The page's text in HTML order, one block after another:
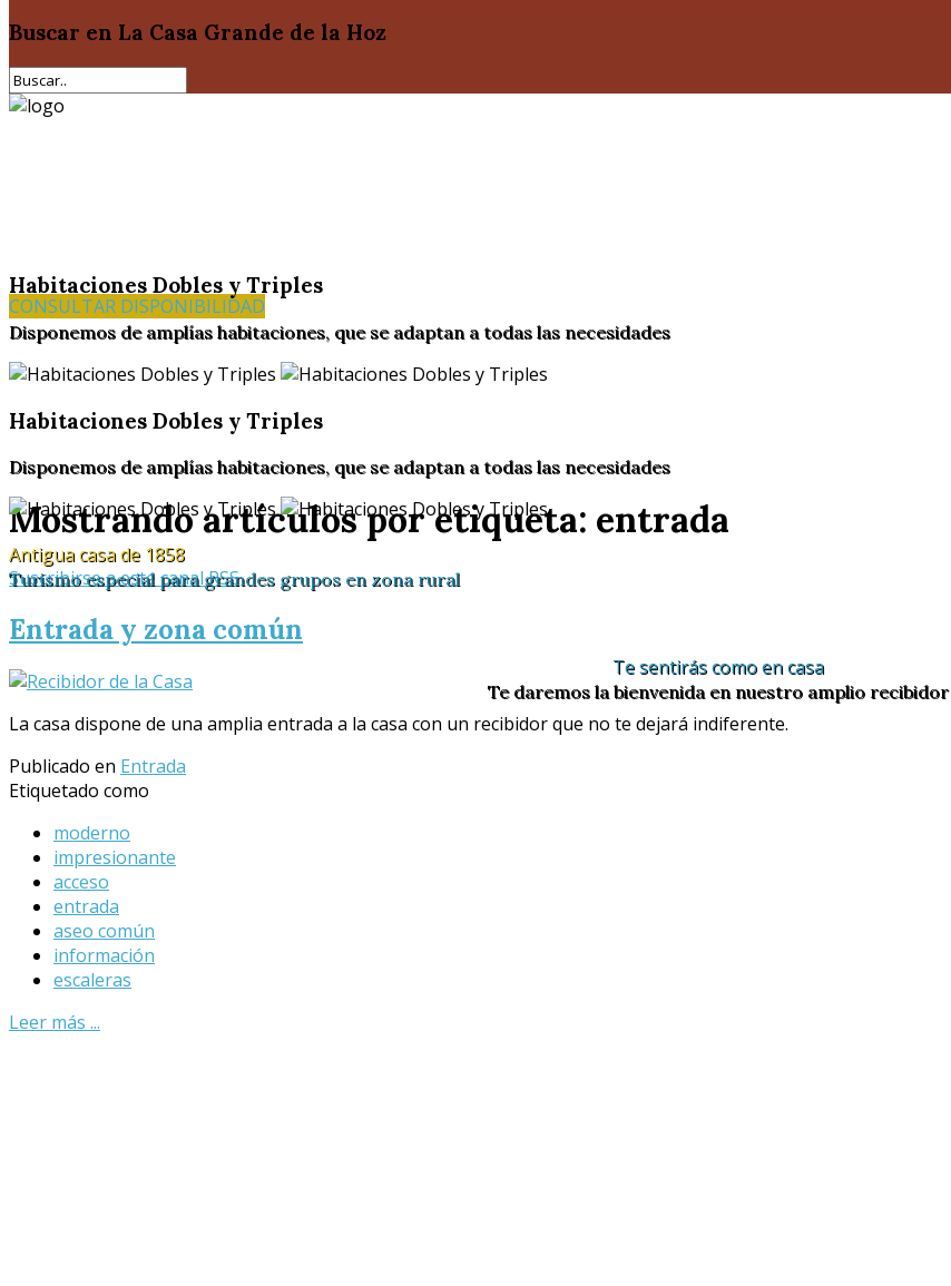
Buscar en La Casa Grande de la Hoz
Habitaciones Dobles y Triples
Disponemos de amplías habitaciones, que se adaptan a todas las necesidades
Habitaciones Dobles y Triples
Disponemos de amplías habitaciones, que se adaptan a todas las necesidades
Antigua casa de 1858
Turismo especial para grandes grupos en zona rural
Te sentirás como en casa
Te daremos la bienvenida en nuestro amplio recibidor
CONSULTAR DISPONIBILIDAD
Mostrando artículos por etiqueta: entrada
Suscribirse a este canal RSS
Entrada y zona común
La casa dispone de una amplia entrada a la casa con un recibidor que no te dejará indiferente.
Publicado en Entrada
Etiquetado como
moderno
impresionante
acceso
entrada
aseo común
información
escaleras
Leer más ...